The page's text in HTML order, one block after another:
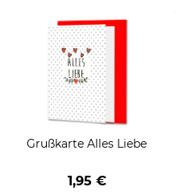
Grußkarte Alles Liebe
1,95 €